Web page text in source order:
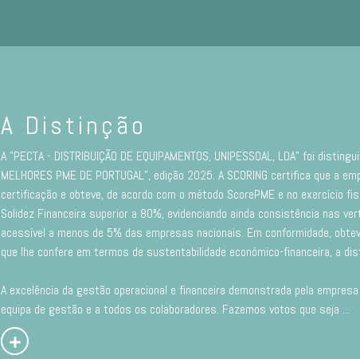
A Distinção
A "PECTA - DISTRIBUIÇÃO DE EQUIPAMENTOS, UNIPESSOAL, LDA" foi
MELHORES PME DE PORTUGAL”, edição 2025. A SCORING certifica que
certificação e obteve, de acordo com o método ScorePME e no exercício
Solidez Financeira superior a 80%, evidenciando ainda consistência nas
acessível a menos de 5% das empresas nacionais. Em conformidade,
que lhe confere em termos de sustentabilidade económico-financeira, a
A excelência da gestão operacional e financeira demonstrada pela
equipa de gestão e a todos os colaboradores. Fazemos votos que seja ...